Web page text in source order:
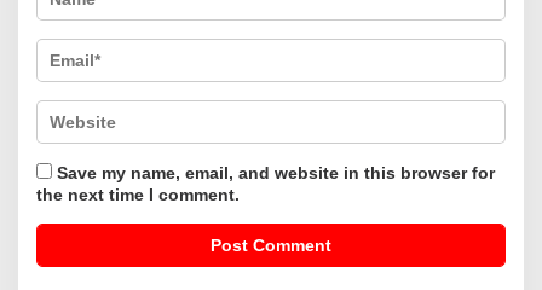
Save my name, email, and website in this browser for
the next time I comment.